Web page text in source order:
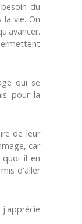
du
vie. On
qui se
pour la
de leur
car
quoi il en
d'aller